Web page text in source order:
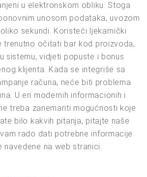
u elektronskom obliku. Stoga
unosom podataka, uvozom
sekundi. Koristeći ljekarnički
trenutno očitati bar kod proizvoda,
sistemu, vidjeti popuste i bonus
klijenta. Kada se integriše sa
računa, neće biti problema
U eri modernih informacionih i
treba zanemariti mogućnosti koje
bilo kakvih pitanja, pitajte naše
rado dati potrebne informacije
navedene na web stranici.